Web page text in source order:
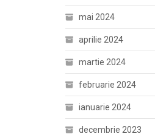
mai 2024
aprilie 2024
martie 2024
februarie 2024
ianuarie 2024
decembrie 2023